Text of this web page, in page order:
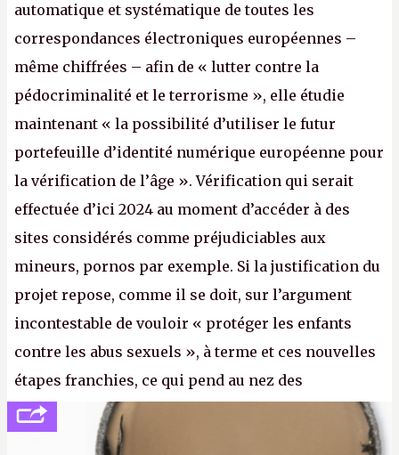
automatique et systématique de toutes les
correspondances électroniques européennes –
même chiffrées – afin de « lutter contre la
pédocriminalité et le terrorisme », elle étudie
maintenant « la possibilité d’utiliser le futur
portefeuille d’identité numérique européenne pour
la vérification de l’âge ». Vérification qui serait
effectuée d’ici 2024 au moment d’accéder à des
sites considérés comme préjudiciables aux
mineurs, pornos par exemple. Si la justification du
projet repose, comme il se doit, sur l’argument
incontestable de vouloir « protéger les enfants
contre les abus sexuels », à terme et ces nouvelles
étapes franchies, ce qui pend au nez des
internautes est à n'en point douter la mise en place
de l’identification obligatoire pour se connecter au